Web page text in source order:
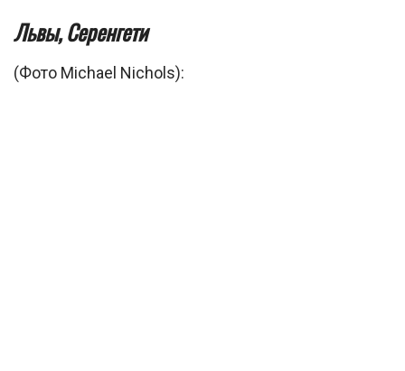
Львы, Серенгети
(Фото Michael Nichols):